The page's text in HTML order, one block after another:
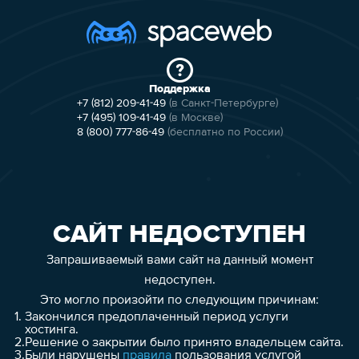
Поддержка
+7 (812) 209-41-49 (в Санкт-Петербурге)
+7 (495) 109-41-49 (в Москве)
8 (800) 777-86-49 (бесплатно по России)
САЙТ НЕДОСТУПЕН
Запрашиваемый вами сайт на данный момент
недоступен.
Это могло произойти по следующим причинам:
1. Закончился предоплаченный период услуги
хостинга.
2.Решение о закрытии было принято владельцем сайта.
3.Были нарушены правилапользования услугой